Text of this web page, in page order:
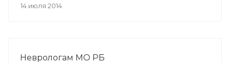
университетской клиники Лондона.
14 июля 2014
Неврологам МО РБ